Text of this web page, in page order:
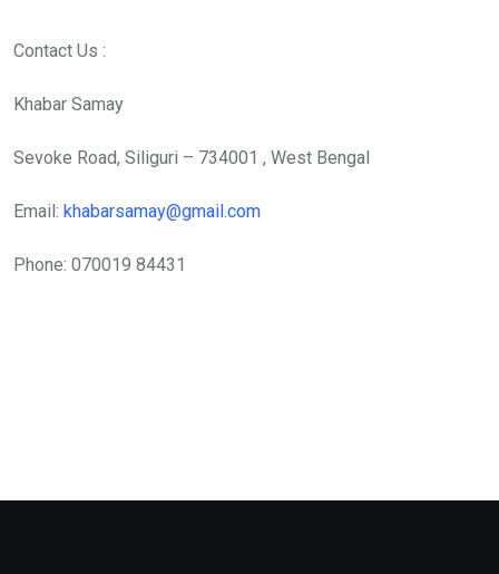
Contact Us :
Khabar Samay
Sevoke Road, Siliguri – 734001 , West Bengal
Email: khabarsamay@gmail.com
Phone: 070019 84431